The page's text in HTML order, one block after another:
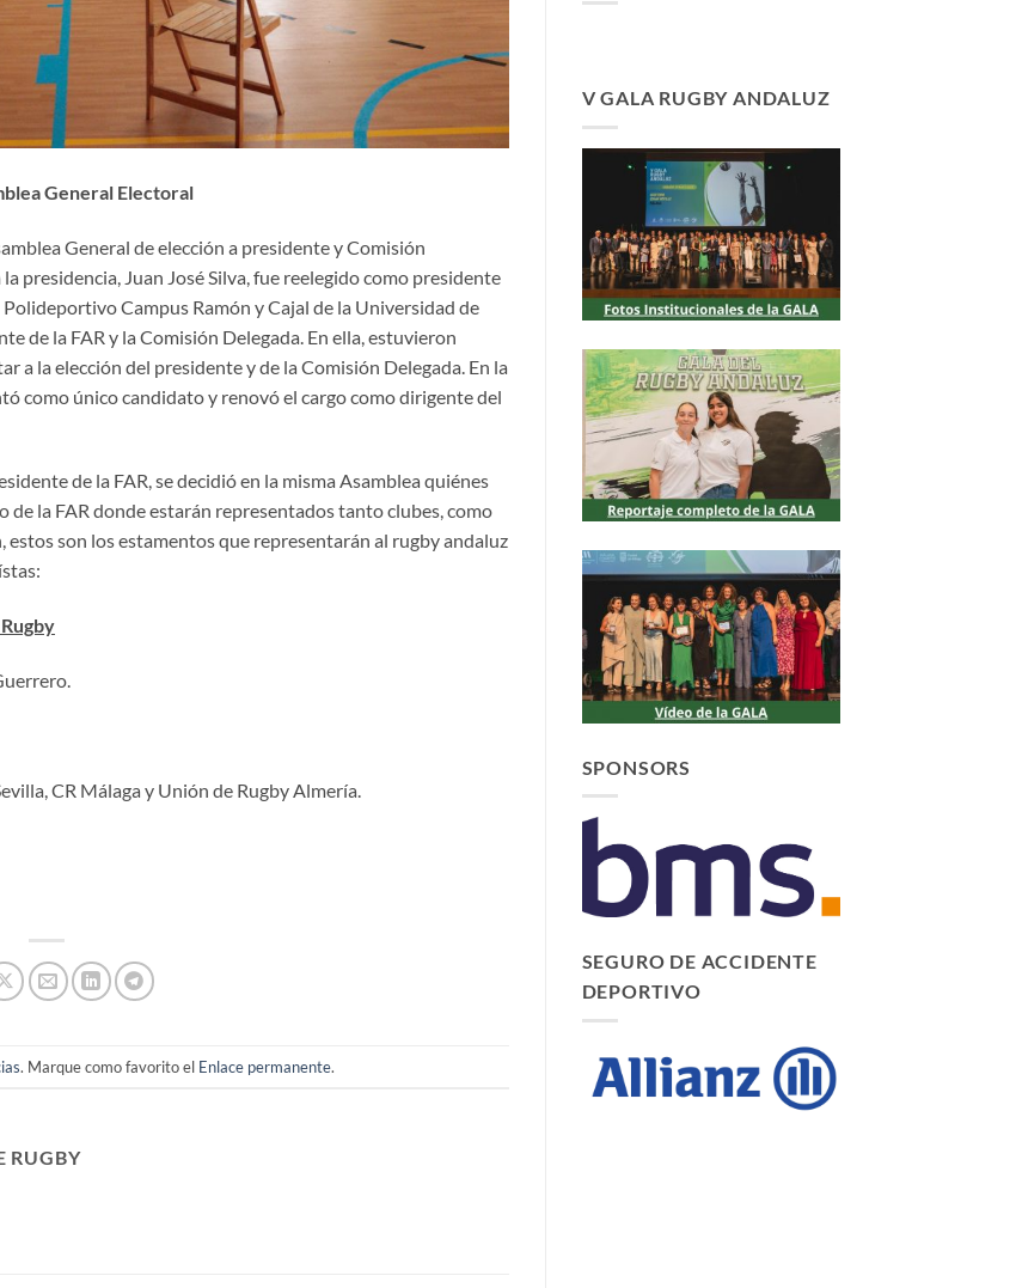
General Electoral
General de elección a presidente y Comisión
presidencia, Juan José Silva, fue reelegido como presidente
Campus Ramón y Cajal de la Universidad de
de la FAR y la Comisión Delegada. En ella, estuvieron
a la elección del presidente y de la Comisión Delegada. En la
como único candidato y renovó el cargo como dirigente del
de la FAR, se decidió en la misma Asamblea quiénes
la FAR donde estarán representados tanto clubes, como
son los estamentos que representarán al rugby andaluz
CR Málaga y Unión de Rugby Almería.
. Marque como favorito el Enlace permanente.
RUGBY
V GALA RUGBY ANDALUZ
SPONSORS
SEGURO DE ACCIDENTE
DEPORTIVO